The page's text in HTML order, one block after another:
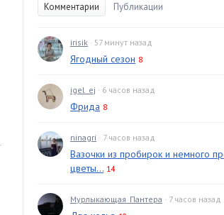
Комментарии Публикации
irisik · 57 минут назад
Ягодный сезон 8
igel_ej · 6 часов назад
Фрида 8
ninagri · 7 часов назад
Вазочки из пробирок и немного
цветы... 14
Мурлыкающая_Пантера · 7 часов назад